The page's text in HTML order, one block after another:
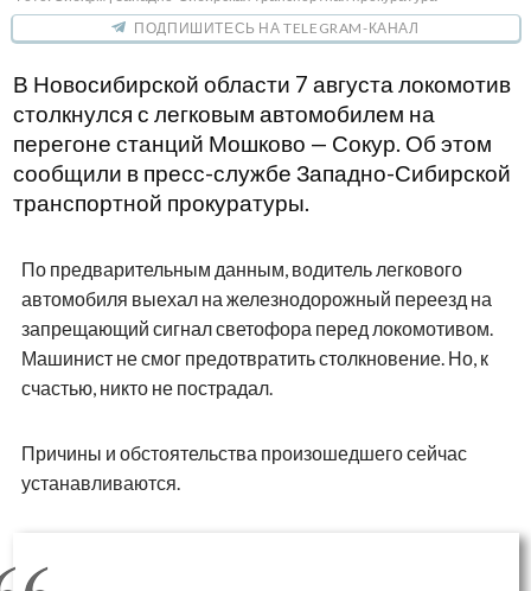
ПОДПИШИТЕСЬ НА TELEGRAM-КАНАЛ
В Новосибирской области 7 августа локомотив
столкнулся с легковым автомобилем на
перегоне станций Мошково — Сокур. Об этом
сообщили в пресс-службе Западно-Сибирской
транспортной прокуратуры.
По предварительным данным, водитель легкового
автомобиля выехал на железнодорожный переезд на
запрещающий сигнал светофора перед локомотивом.
Машинист не смог предотвратить столкновение. Но, к
счастью, никто не пострадал.
Причины и обстоятельства произошедшего сейчас
устанавливаются.